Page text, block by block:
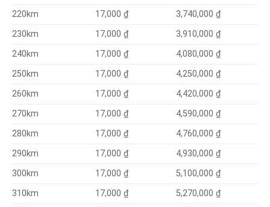
220km
17,000 ₫
3,740,000 ₫
230km
17,000 ₫
3,910,000 ₫
240km
17,000 ₫
4,080,000 ₫
250km
17,000 ₫
4,250,000 ₫
260km
17,000 ₫
4,420,000 ₫
270km
17,000 ₫
4,590,000 ₫
280km
17,000 ₫
4,760,000 ₫
290km
17,000 ₫
4,930,000 ₫
300km
17,000 ₫
5,100,000 ₫
310km
17,000 ₫
5,270,000 ₫